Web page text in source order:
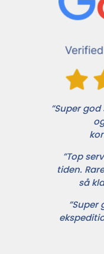
”Super
”Top
tiden.
så